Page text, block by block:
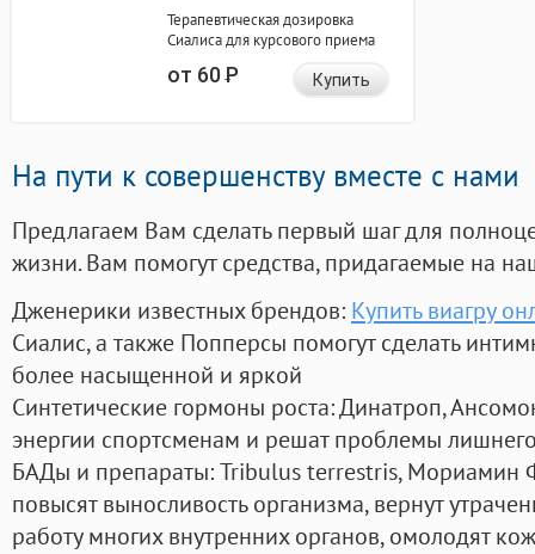
Терапевтическая дозировка
Сиалиса для курсового приема
от 60Р Купить
На пути к совершенству вместе с нами
Предлагаем Вам сделать первый шаг для
жизни. Вам помогут средства, придагаемые на
Дженерики известных брендов: Купить виагру
Сиалис, а также Попперсы помогут сделать
более насыщенной и яркой
Синтетические гормоны роста: Динатроп,
энергии спортсменам и решат проблемы
БАДы и препараты:Tribulus terrestris, Мориамин
повысят выносливость организма, вернут
работу многих внутренних органов, омолодят